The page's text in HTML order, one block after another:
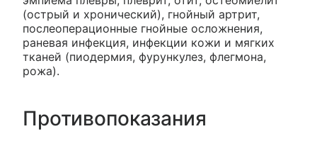
(острый и хронический), гнойный артрит,
послеоперационные гнойные осложнения,
раневая инфекция, инфекции кожи и мягких
тканей (пиодермия, фурункулез, флегмона,
рожа).
Противопоказания